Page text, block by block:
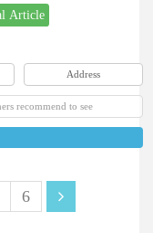
Article
Address
recommend to see
6